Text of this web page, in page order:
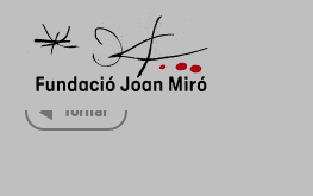
Tornar